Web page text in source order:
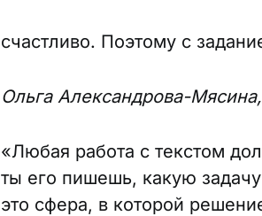
счастливо. Поэтому с
Ольга Александрова-
«Любая работа с текстом
ты его пишешь, какую
это сфера, в которой